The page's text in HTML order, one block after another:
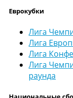
Еврокубки
Лига
Лига
Лига
Лига
раунда